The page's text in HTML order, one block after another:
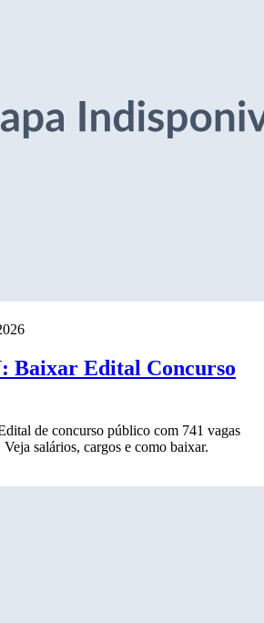
Baixar Edital Concurso
de concurso público com 741 vagas
salários, cargos e como baixar.